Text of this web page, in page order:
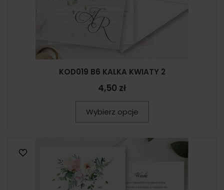
KOD019 B6 KALKA KWIATY 2
4,50 zł
Wybierz opcje